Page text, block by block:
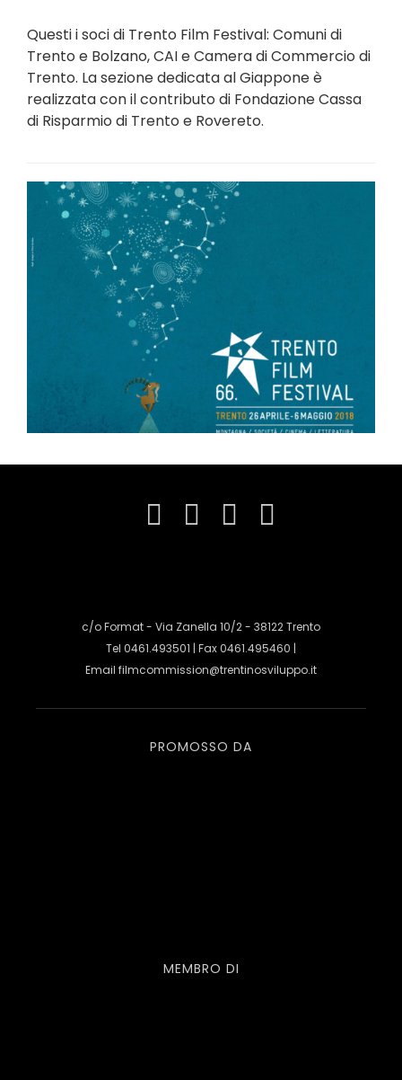
Questi i soci di Trento Film Festival: Comuni di
Trento e Bolzano, CAI e Camera di Commercio di
Trento. La sezione dedicata al Giappone è
realizzata con il contributo di Fondazione Cassa
di Risparmio di Trento e Rovereto.
c/o Format - Via Zanella 10/2 - 38122 Trento
Tel 0461.493501 | Fax 0461.495460 |
Email filmcommission@trentinosviluppo.it
PROMOSSO DA
MEMBRO DI